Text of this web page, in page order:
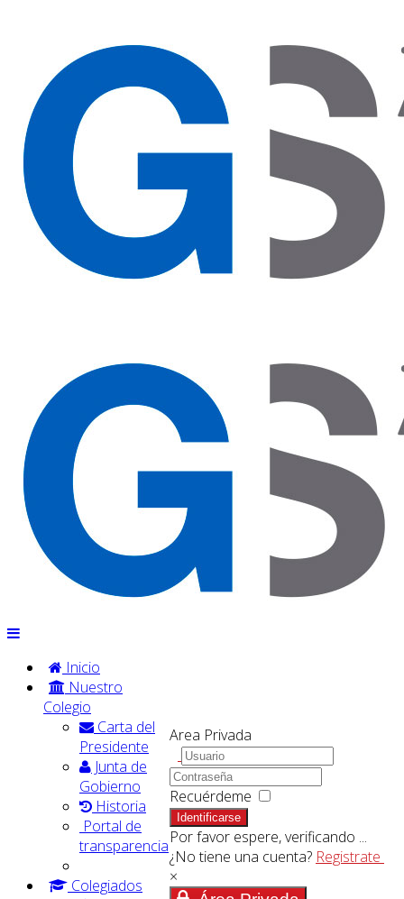
Area Privada
Recuérdeme
Identificarse
Por favor espere, verificando ...
¿No tiene una cuenta? Registrate
×
Inicio
Nuestro
Colegio
Carta del
Presidente
Junta de
Gobierno
Historia
Portal de
transparencia
Colegiados